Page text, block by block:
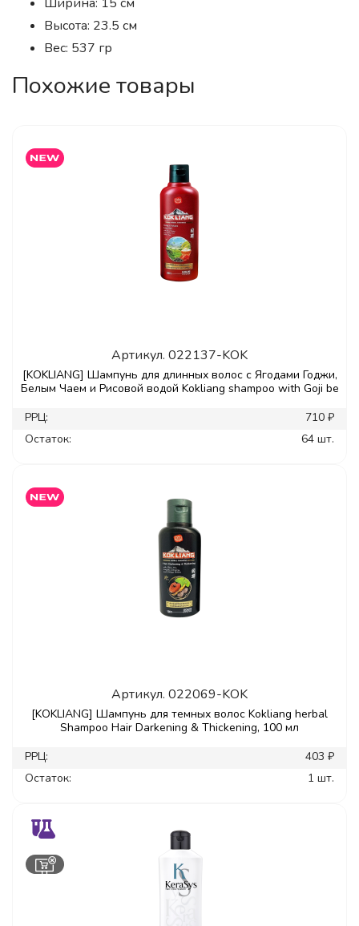
Высота: 23.5 см
Вес: 537 гр
Похожие товары
Артикул. 022137-KOK
[KOKLIANG] Шампунь для длинных волос с Ягодами Годжи,
Белым Чаем и Рисовой водой Kokliang shampoo with Goji be
РРЦ:
710 ₽
Остаток:
64 шт.
Артикул. 022069-KOK
[KOKLIANG] Шампунь для темных волос Kokliang herbal
Shampoo Hair Darkening & Thickening, 100 мл
РРЦ:
403 ₽
Остаток:
1 шт.